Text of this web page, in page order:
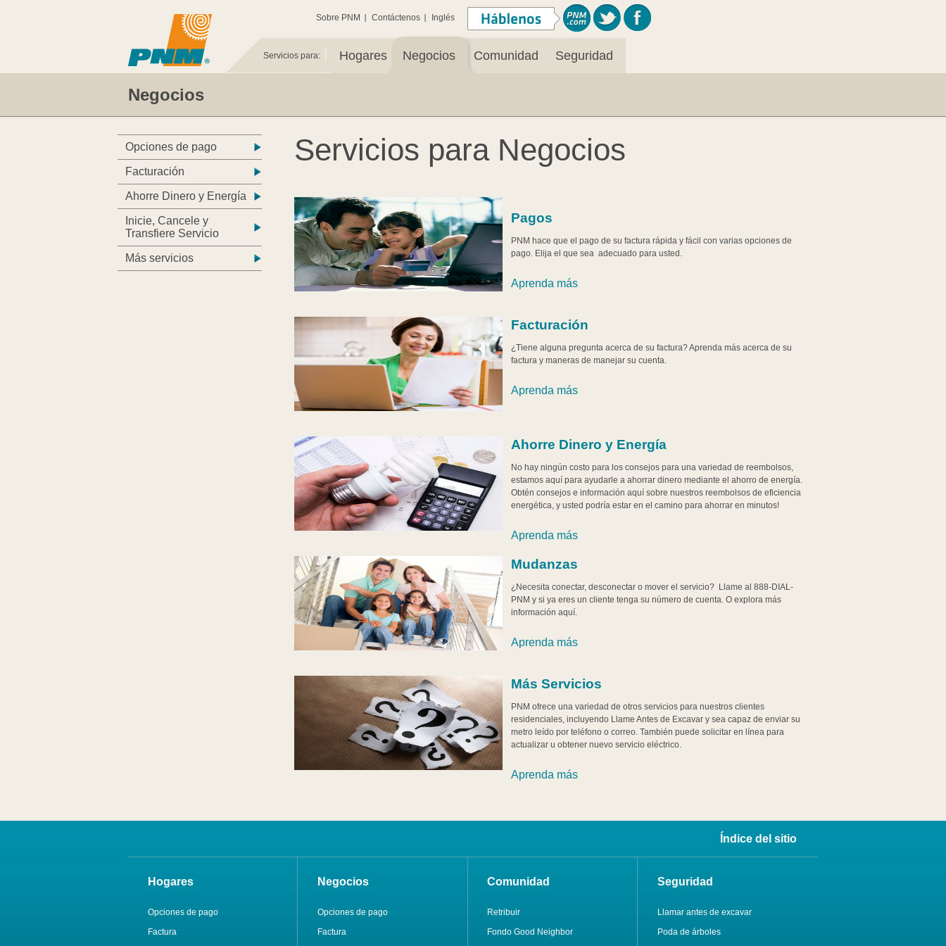
Sobre PNM Contáctenos Inglés
Servicios para: Hogares Negocios Comunidad Seguridad
Negocios
Opciones de pago
Facturación
Ahorre Dinero y Energía
Inicie, Cancele y
Transfiere Servicio
Más servicios
Servicios para Negocios
Pagos
PNM hace que el pago de su factura rápida y fácil con varias opciones de
pago. Elija el que sea adecuado para usted.
Aprenda más
Facturación
¿Tiene alguna pregunta acerca de su factura? Aprenda más acerca de su
factura y maneras de manejar su cuenta.
Aprenda más
Ahorre Dinero y Energía
No hay ningún costo para los consejos para una variedad de reembolsos,
estamos aquí para ayudarle a ahorrar dinero mediante el ahorro de energía.
Obtén consejos e información aquí sobre nuestros reembolsos de eficiencia
energética, y usted podría estar en el camino para ahorrar en minutos!
Aprenda más
Mudanzas
¿Necesita conectar, desconectar o mover el servicio? Llame al 888-DIAL-
PNM y si ya eres un cliente tenga su número de cuenta. O explora más
información aquí.
Aprenda más
Más Servicios
PNM ofrece una variedad de otros servicios para nuestros clientes
residenciales, incluyendo Llame Antes de Excavar y sea capaz de enviar su
metro leído por teléfono o correo. También puede solicitar en línea para
actualizar u obtener nuevo servicio eléctrico.
Aprenda más
Índice del sitio
Hogares
Opciones de pago
Factura
Negocios
Opciones de pago
Factura
Comunidad
Retribuir
Fondo Good Neighbor
Seguridad
Llamar antes de excavar
Poda de árboles